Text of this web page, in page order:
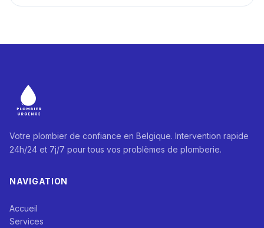
Votre plombier de confiance en Belgique. Intervention rapide
24h/24 et 7j/7 pour tous vos problèmes de plomberie.
NAVIGATION
Accueil
Services